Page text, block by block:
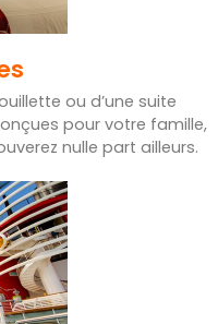
ou d’une suite
pour votre famille,
nulle part ailleurs.